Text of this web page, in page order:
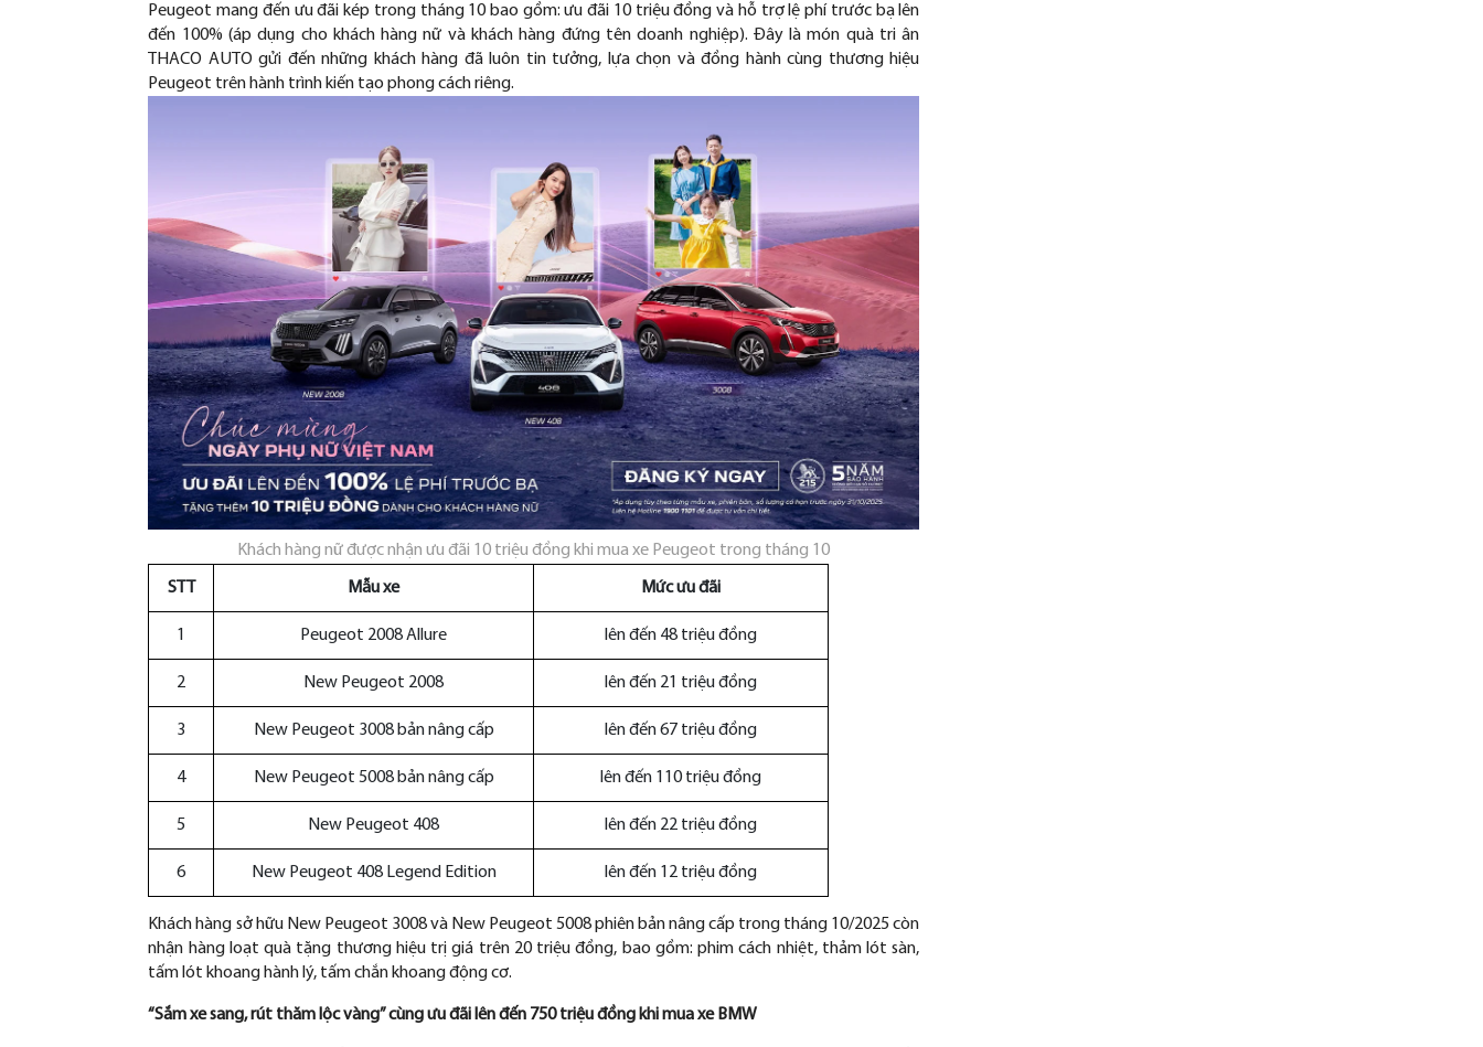
Peugeot mang đến ưu đãi kép trong tháng 10 bao gồm:ưu đãi 10 triệuđồng và hỗ trợ lệ phí trước bạ lên
đến 100% (áp dụng cho khách hàng nữ và khách hàng đứng tên doanh nghiệp). Đây là món quà tri ân
THACO AUTO gửi đến những khách hàng đã luôn tin tưởng, lựa chọn vàđồng hành cùng thương hiệu
Peugeot trên hành trình kiến tạo phong cách riêng.
Khách hàng nữđược nhậnưu đãi 10 triệuđồng khi mua xe Peugeot trong tháng 10
STT Mẫu xe Mức ưu đãi
1 Peugeot 2008 Allure lên đến 48 triệu đồng
2 New Peugeot 2008 lên đến 21 triệu đồng
3 New Peugeot 3008 bản nâng cấp lên đến 67 triệu đồng
4 New Peugeot 5008 bản nâng cấp lên đến 110 triệu đồng
5 New Peugeot 408 lên đến 22 triệu đồng
6 New Peugeot 408 Legend Edition lên đến 12 triệu đồng
Khách hàng sở hữu New Peugeot 3008 và New Peugeot 5008 phiên bản nâng cấp trong tháng 10/2025 còn
nhận hàng loạt quà tặng thương hiệu trị giá trên 20 triệuđồng, bao gồm: phim cách nhiệt, thảm lót sàn,
tấm lót khoang hành lý, tấm chắn khoangđộng cơ.
“Sắm xe sang, rút thăm lộc vàng” cùngưu đãi lênđến 750 triệuđồng khi mua xe BMW